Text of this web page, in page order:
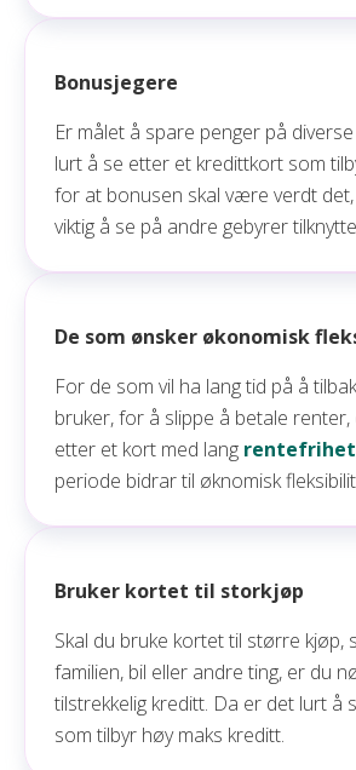
Bonusjegere
Er målet å spare penger på
lurt å se etter et kredittkort som
for at bonusen skal være verdt
viktig å se på andre gebyrer
De som ønsker økonomisk
For de som vil ha lang tid på å
bruker, for å slippe å betale
etter et kort med lang rentefrihet
periode bidrar til øknomisk
Bruker kortet til storkjøp
Skal du bruke kortet til større kjøp,
familien, bil eller andre ting, er du
tilstrekkelig kreditt. Da er det lurt å
som tilbyr høy maks kreditt.